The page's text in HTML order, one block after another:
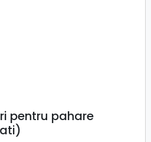
pentru pahare